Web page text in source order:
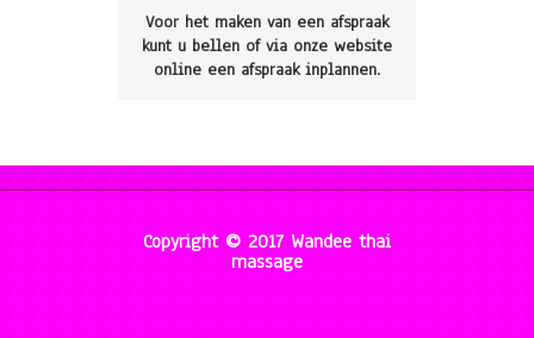
Voor het maken van een afspraak
kunt u bellen of via onze website
online een afspraak inplannen.
Copyright © 2017 Wandee thai
massage